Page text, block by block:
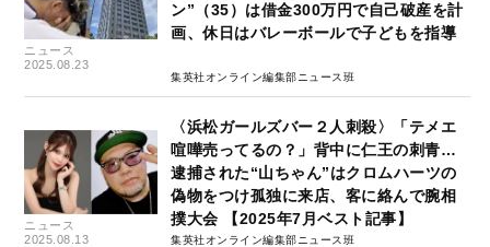
ニュース
2025.08.23
ン”（35）は借金300万円で自己破産を計
画、休日はバレーボールで子どもを指導
集英社オンライン編集部ニュース班
ニュース
2025.08.13
〈浜松ガールズバー２人刺殺〉「テメエ
喧嘩売ってるの？」背中に仁王の刺青…
逮捕された“山ちゃん”はクロムハーツの
偽物をつけ孤独に来店、客に絡んで腕相
撲大会 【2025年7月ベスト記事】
集英社オンライン編集部ニュース班